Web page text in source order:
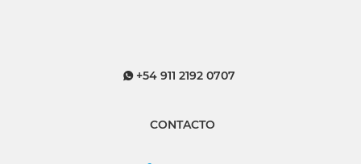
+54 911 2192 0707
CONTACTO